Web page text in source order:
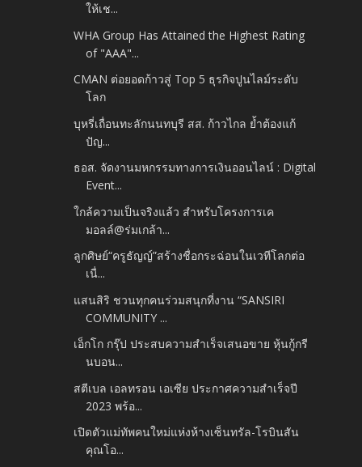
ให้เช...
WHA Group Has Attained the Highest Rating
of "AAA"...
CMAN ต่อยอดก้าวสู่ Top 5 ธุรกิจปูนไลม์ระดับ
โลก
บุหรี่เถื่อนทะลักนนทบุรี สส. ก้าวไกล ย้ำต้องแก้
ปัญ...
ธอส. จัดงานมหกรรมทางการเงินออนไลน์ : Digital
Event...
ใกล้ความเป็นจริงแล้ว สำหรับโครงการเค
มอลล์@ร่มเกล้า...
ลูกศิษย์“ครูธัญญ์”สร้างชื่อกระฉ่อนในเวทีโลกต่อ
เนื่...
แสนสิริ ชวนทุกคนร่วมสนุกที่งาน “SANSIRI
COMMUNITY ...
เอ็กโก กรุ๊ป ประสบความสำเร็จเสนอขาย หุ้นกู้กรี
นบอน...
สตีเบล เอลทรอน เอเซีย ประกาศความสำเร็จปี
2023 พร้อ...
เปิดตัวแม่ทัพคนใหม่แห่งห้างเซ็นทรัล-โรบินสัน
คุณโอ...